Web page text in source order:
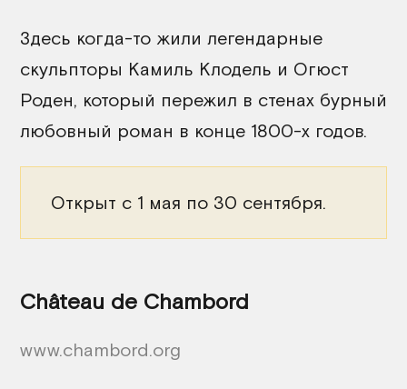
Здесь когда-то жили легендарные
скульпторы Камиль Клодель и Огюст
Роден, который пережил в стенах бурный
любовный роман в конце 1800-х годов.
Открыт с 1 мая по 30 сентября.
Château de Chambord
www.chambord.org